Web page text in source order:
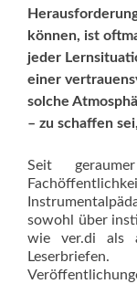
können, ist
jeder
einer
solche
– zu schaffen
Seit
sowohl über
wie ver.di als